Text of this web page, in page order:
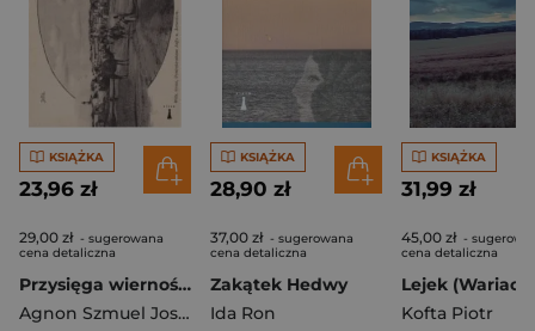
KSIĄŻKA
23,96 zł
29,00 zł - sugerowana
cena detaliczna
Przysięga wierności
Agnon Szmuel Josef
KSIĄŻKA
28,90 zł
37,00 zł - sugerowana
cena detaliczna
Zakątek Hedwy
Ida Ron
KSIĄŻKA
31,99 zł
45,00 zł -
cena detaliczna
Lejek
Kofta Piotr